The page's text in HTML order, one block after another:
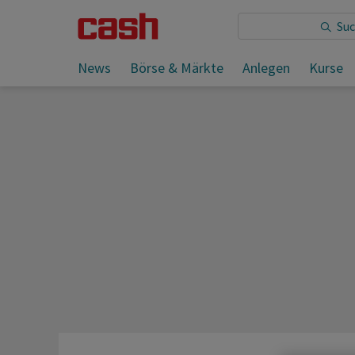
News Börse & Märkte Anlegen Kurse
Sie lesen: